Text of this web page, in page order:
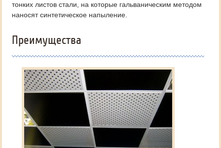
тонких листов стали, на которые гальваническим методом
наносят синтетическое напыление.
Преимущества